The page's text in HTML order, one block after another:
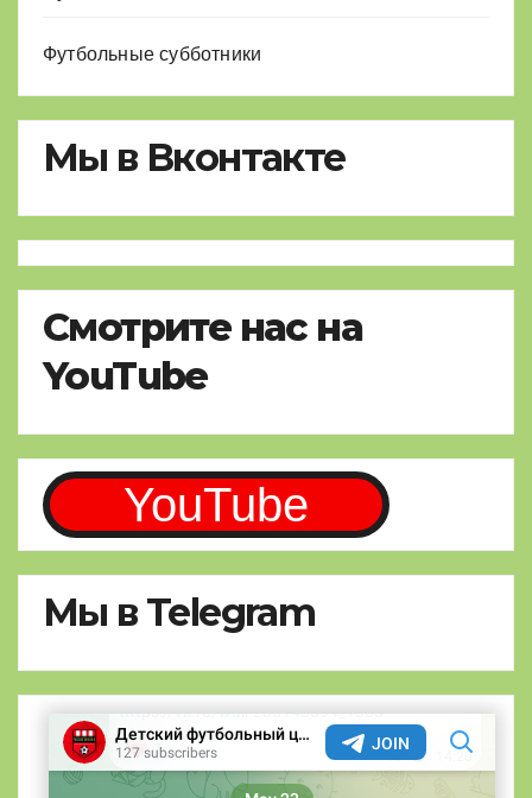
Футбольные субботники
Мы в Вконтакте
Смотрите нас на
YouTube
YouTube
Мы в Telegram